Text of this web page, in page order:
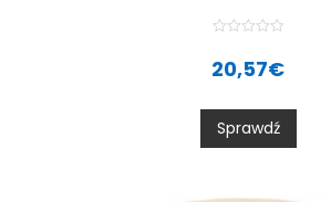
t
0
o
u
t
20,57€
Sprawdź